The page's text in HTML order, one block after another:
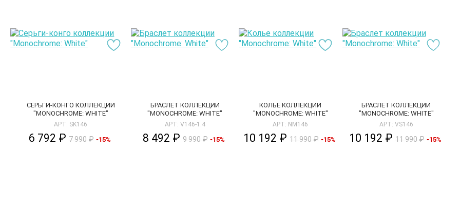
СЕРЬГИ-КОНГО КОЛЛЕКЦИИ
"MONOCHROME: WHITE"
АРТ: SK146
6 792 ₽ 7 990 ₽ -15%
БРАСЛЕТ КОЛЛЕКЦИИ
"MONOCHROME: WHITE"
АРТ: V146-1.4
8 492 ₽ 9 990 ₽ -15%
КОЛЬЕ КОЛЛЕКЦИИ
"MONOCHROME: WHITE"
АРТ: NM146
10 192 ₽ 11 990 ₽ -15%
БРАСЛЕТ КОЛЛЕКЦИИ
"MONOCHROME: WHITE"
АРТ: VS146
10 192 ₽ 11 990 ₽ -15%